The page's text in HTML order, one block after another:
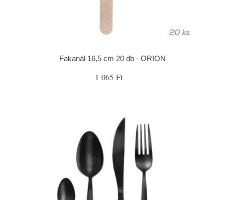
Fakanál 16,5 cm 20 db - ORION
1 065 Ft